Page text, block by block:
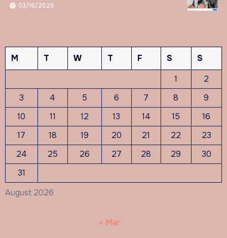
03/16/2025
August 2026
M T W T F S
S
1
2
3
4 5 6 7 8
9
10
11 12 13 14 15
16
17
18 19 20 21 22
23
24
25 26 27 28 29
30
31
« Mar